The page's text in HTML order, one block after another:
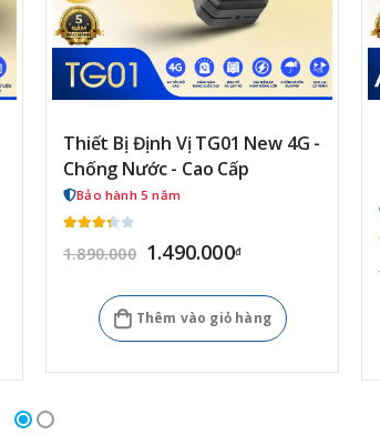
Thiết Bị Định Vị TG01 New 4G -
Chống Nước - Cao Cấp
Bảo hành 5 năm
1.890.000 1.490.000đ
Thêm vào giỏ hàng